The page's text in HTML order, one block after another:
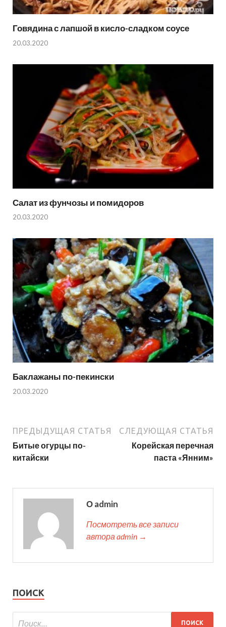
Говядина с лапшой в кисло-сладком соусе
20.03.2020
Салат из фунчозы и помидоров
20.03.2020
Баклажаны по-пекински
20.03.2020
ПРЕДЫДУЩАЯ СТАТЬЯ
Битые огурцы по-
китайски
СЛЕДУЮЩАЯ СТАТЬЯ
Корейская перечная
паста «Янним»
О admin
Посмотреть все записи
автора admin →
ПОИСК